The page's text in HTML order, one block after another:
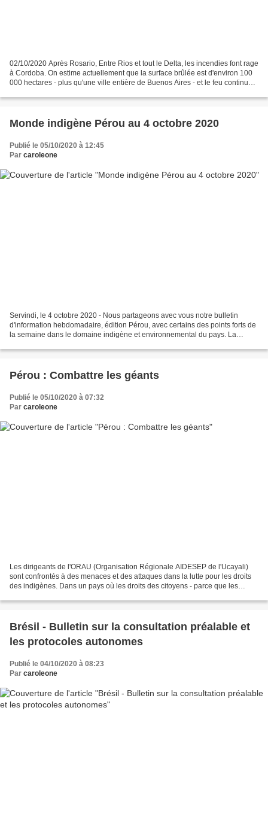
02/10/2020 Après Rosario, Entre Rios et tout le Delta, les incendies font rage
à Cordoba. On estime actuellement que la surface brûlée est d'environ 100
000 hectares - plus qu'une ville entière de Buenos Aires - et le feu continue.
Monde indigène Pérou au 4 octobre 2020
Publié le 05/10/2020 à 12:45
Par caroleone
Servindi, le 4 octobre 2020 - Nous partageons avec vous notre bulletin
d'information hebdomadaire, édition Pérou, avec certains des points forts de
la semaine dans le domaine indigène et environnemental du pays. La
Pérou : Combattre les géants
Publié le 05/10/2020 à 07:32
Par caroleone
Les dirigeants de l'ORAU (Organisation Régionale AIDESEP de l'Ucayali)
sont confrontés à des menaces et des attaques dans la lutte pour les droits
des indigènes. Dans un pays où les droits des citoyens - parce que les
Brésil - Bulletin sur la consultation préalable et
les protocoles autonomes
Publié le 04/10/2020 à 08:23
Par caroleone